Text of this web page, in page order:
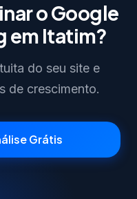
o Google
em Itatim?
do seu site e
de crescimento.
Grátis